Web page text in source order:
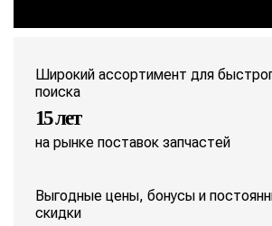
Широкий ассортимент для
поиска
15 лет
на рынке поставок запчастей
Выгодные цены, бонусы и
скидки